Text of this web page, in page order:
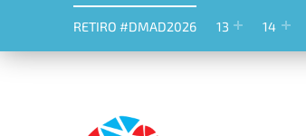
RETIRO #DMAD2026
13 14